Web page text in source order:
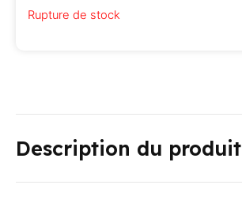
Rupture de stock
Description du produit